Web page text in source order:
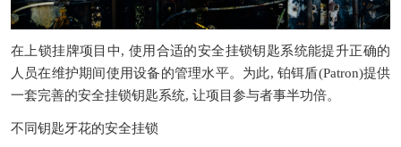
在上锁挂牌项目中, 使用合适的安全挂锁钥匙系统能提升正确的
人员在维护期间使用设备的管理水平。为此, 铂铒盾(Patron)提供
一套完善的安全挂锁钥匙系统, 让项目参与者事半功倍。
不同钥匙牙花的安全挂锁